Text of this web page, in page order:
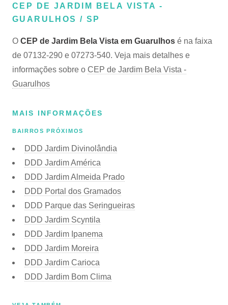
CEP DE JARDIM BELA VISTA -
GUARULHOS / SP
O CEP de Jardim Bela Vista em Guarulhos é na faixa
de 07132-290 e 07273-540. Veja mais detalhes e
informações sobre o CEP de Jardim Bela Vista -
Guarulhos
MAIS INFORMAÇÕES
BAIRROS PRÓXIMOS
DDD Jardim Divinolândia
DDD Jardim América
DDD Jardim Almeida Prado
DDD Portal dos Gramados
DDD Parque das Seringueiras
DDD Jardim Scyntila
DDD Jardim Ipanema
DDD Jardim Moreira
DDD Jardim Carioca
DDD Jardim Bom Clima